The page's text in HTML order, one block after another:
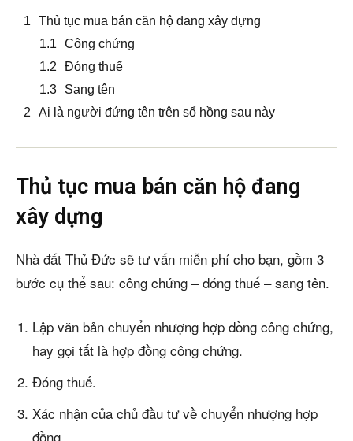
Thủ tục mua bán căn hộ đang xây dựng
Công chứng
Đóng thuế
Sang tên
Ai là người đứng tên trên sổ hồng sau này
Thủ tục mua bán căn hộ đang
xây dựng
Nhà đất Thủ Đức sẽ tư vấn miễn phí cho bạn, gồm 3
bước cụ thể sau: công chứng – đóng thuế – sang tên.
Lập văn bản chuyển nhượng hợp đồng công chứng,
hay gọi tắt là hợp đồng công chứng.
Đóng thuế.
Xác nhận của chủ đầu tư về chuyển nhượng hợp
đồng.